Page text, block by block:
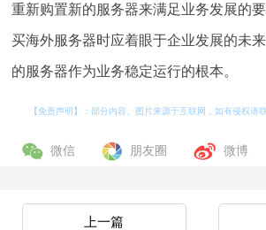
重新购置新的服务器来满足业务发展的
买海外服务器时应着眼于企业发展的未
的服务器作为业务稳定运行的根本。
【免责声明】：部分内容、图片来源于互联网，如有侵权请
微信 朋友圈 微博
上一篇